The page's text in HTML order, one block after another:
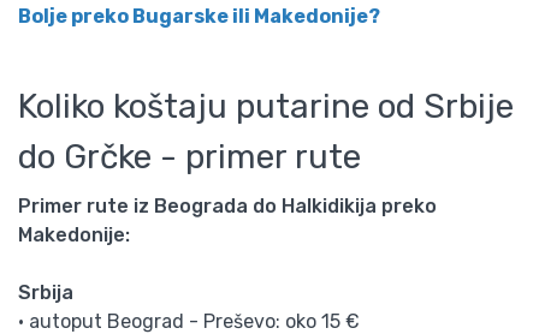
Bolje preko Bugarske ili Makedonije?
Koliko koštaju putarine od Srbije
do Grčke - primer rute
Primer rute iz Beograda do Halkidikija preko
Makedonije:
Srbija
• autoput Beograd - Preševo: oko 15 €